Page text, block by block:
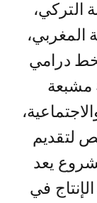
التركي،
المغربي،
درامي
مشبعة
لتقديم
يعد
في